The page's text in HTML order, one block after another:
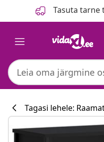
Tasuta tarne
Tagasi lehele: